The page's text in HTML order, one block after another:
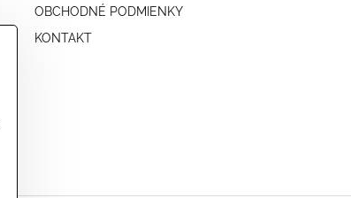
OBCHODNÉ PODMIENKY
KONTAKT